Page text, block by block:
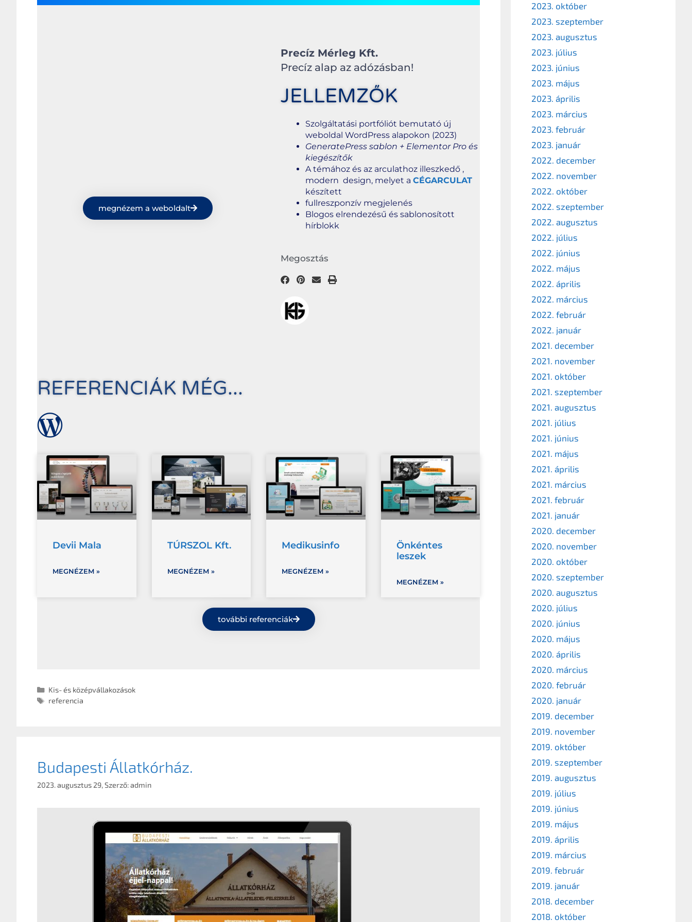
megnézem a weboldalt
Precíz Mérleg Kft.
Precíz alap az adózásban!
JELLEMZŐK
Szolgáltatási portfóliót bemutató új
weboldal WordPress alapokon (2023)
GeneratePress sablon + Elementor Pro és
kiegészítők
A témához és az arculathoz illeszkedő ,
modern design, melyet a CÉGARCULAT
készített
fullreszponzív megjelenés
Blogos elrendezésű és sablonosított
hírblokk
Megosztás
REFERENCIÁK MÉG...
Devii Mala
MEGNÉZEM »
TÚRSZOL Kft.
MEGNÉZEM »
Medikusinfo
MEGNÉZEM »
Önkéntes
leszek
MEGNÉZEM »
további referenciák
Kis- és középvállakozások
referencia
Budapesti Állatkórház.
2023. augusztus 29,Szerző:admin
2023. október
2023. szeptember
2023. augusztus
2023. július
2023. június
2023. május
2023. április
2023. március
2023. február
2023. január
2022. december
2022. november
2022. október
2022. szeptember
2022. augusztus
2022. július
2022. június
2022. május
2022. április
2022. március
2022. február
2022. január
2021. december
2021. november
2021. október
2021. szeptember
2021. augusztus
2021. július
2021. június
2021. május
2021. április
2021. március
2021. február
2021. január
2020. december
2020. november
2020. október
2020. szeptember
2020. augusztus
2020. július
2020. június
2020. május
2020. április
2020. március
2020. február
2020. január
2019. december
2019. november
2019. október
2019. szeptember
2019. augusztus
2019. július
2019. június
2019. május
2019. április
2019. március
2019. február
2019. január
2018. december
2018. október